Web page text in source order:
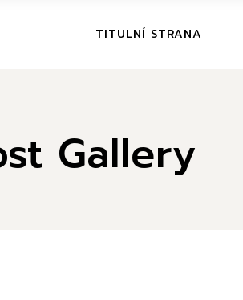
TITULNÍ STRANA
Gallery